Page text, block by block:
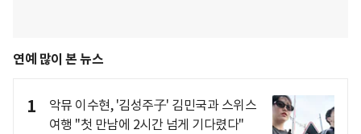
연예 많이 본 뉴스
1
악뮤 이수현, '김성주子' 김민국과 스위스
여행 "첫 만남에 2시간 넘게 기다렸다"